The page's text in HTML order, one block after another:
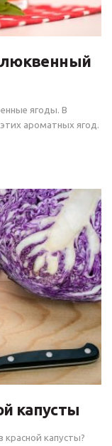
ягоды. В
ароматных ягод.
капусты
капусты?